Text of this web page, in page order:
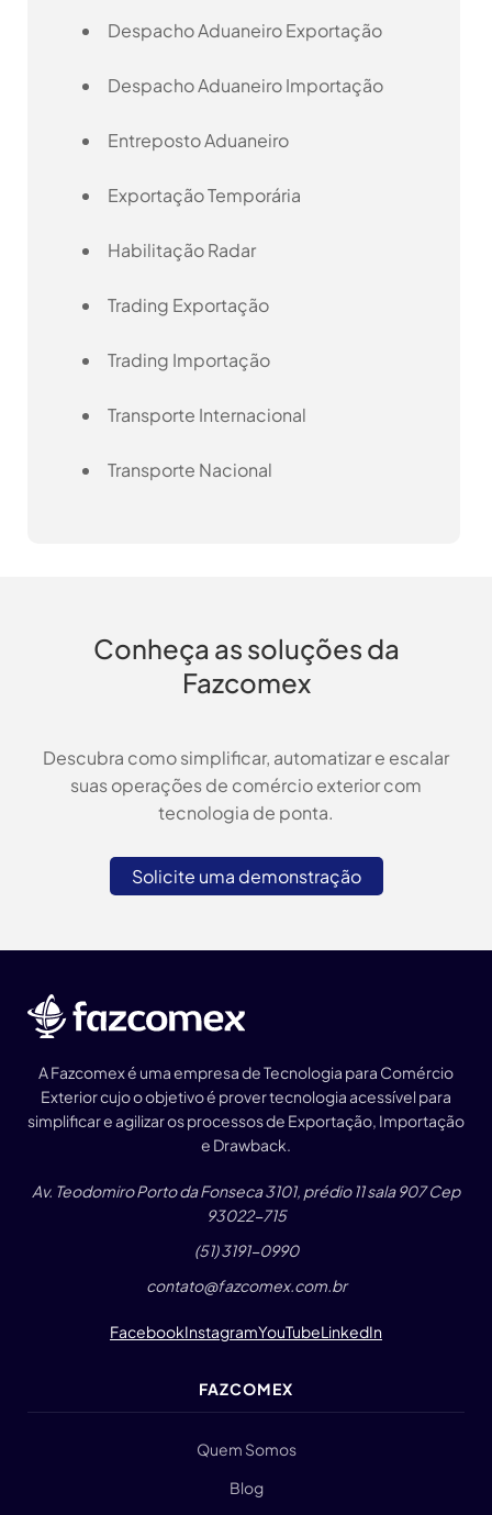
Despacho Aduaneiro Exportação
Despacho Aduaneiro Importação
Entreposto Aduaneiro
Exportação Temporária
Habilitação Radar
Trading Exportação
Trading Importação
Transporte Internacional
Transporte Nacional
Conheça as soluções da
Fazcomex
Descubra como simplificar, automatizar e escalar
suas operações de comércio exterior com
tecnologia de ponta.
Solicite uma demonstração
A Fazcomex é uma empresa de Tecnologia para Comércio
Exterior cujo o objetivo é prover tecnologia acessível para
simplificar e agilizar os processos de Exportação, Importação
e Drawback.
Av. Teodomiro Porto da Fonseca 3101, prédio 11 sala 907 Cep
93022-715
(51) 3191-0990
contato@fazcomex.com.br
FacebookInstagramYouTubeLinkedIn
FAZCOMEX
Quem Somos
Blog